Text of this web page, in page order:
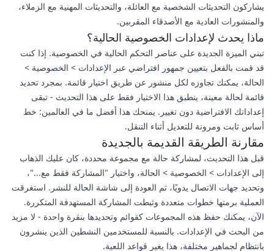
يشاركون التحديثات الشخصية مع العائلة، والتحديثات المهنية مع الزملاء،
والمنشورات العادية مع الأصدقاء المقربين.
ماذا يحدث لإعدادات الخصوصية الحالية؟
تبني الميزة الجديدة على عناصر التحكم الحالية في الخصوصية. إذا كنت
قد قمت بالفعل بتعيين جمهور افتراضي عبر الإعدادات > الخصوصية >
الحالة، يمكنك تجاوزه لكل منشور عن طريق اختيار قائمة. بمجرد تحديد
قائمة لحالة معينة، ينطبق هذا الاختيار فقط على هذا التحديث - تبقى
إعداداتك الافتراضية دون تغيير. يمنحك هذا أفضل ما في العالمين: خط
أساس ثابت ومرونة للتعديل أثناء التنقل.
مقارنة الطريقة القديمة بالجديدة
قبل هذا التحديث، لمشاركة حالة مع مجموعة محددة، كان عليك الذهاب
إلى الإعدادات > الخصوصية > الحالة، واختيار "المشاركة فقط مع..."،
وتحديد جهات الاتصال يدويًا، ثم العودة إلى شاشة الحالة للنشر. استغرقت
العملية برمتها خطوات متعددة وثبطت المشاركة المستهدفة المتكررة.
الآن، يمكنك حفظ هذه المجموعات كقوائم وتحديدها بنقرة واحدة - لا مزيد
من البحث في الإعدادات. بالنسبة للمستخدمين النشطين الذين ينشرون
بانتظام لجماهير مختلفة، هذا يغير قواعد اللعبة.